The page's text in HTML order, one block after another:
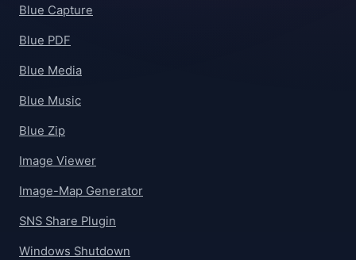
Blue Capture
Blue PDF
Blue Media
Blue Music
Blue Zip
Image Viewer
Image-Map Generator
SNS Share Plugin
Windows Shutdown